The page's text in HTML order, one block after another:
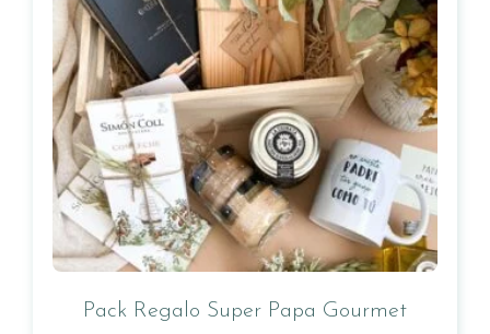
Pack Regalo Super Papa Gourmet